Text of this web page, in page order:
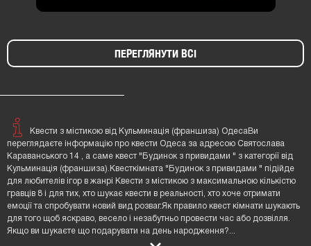
ПЕРЕГЛЯНУТИ ВСІ
Квести з містикою від Кульминація (франшиза) ОдесаВи
переглядаєте інформацію про квести Одеса за адресою Святослава
Караванського 14 , а саме квест "Будинок з привидами " з категорії від
Кульминація (франшиза).Квесткімната "Будинок з привидами " підійде
для любителів ігор в жанрі Квести з містикою з максимальною кількістю
гравців 8 і для тих, хто шукає квести в реальності, хто хоче отримати
емоції та спробувати новий вид розваг.Як правило квест кімнати шукають
для того щоб яскраво, весело і незабутньо провести час або дозвілля.
Якщо ви шукаєте що подарувати на день народження?